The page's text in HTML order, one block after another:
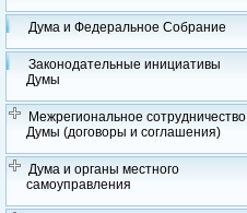
Дума и Федеральное Собрание
Законодательные инициативы
Думы
Межрегиональное сотрудничество
Думы (договоры и соглашения)
Дума и органы местного
самоуправления